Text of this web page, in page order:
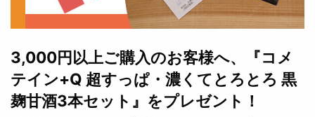
3,000円以上ご購入のお客様へ、『コメ
テイン+Q 超すっぱ・濃くてとろとろ 黒
麹甘酒3本セット』をプレゼント！